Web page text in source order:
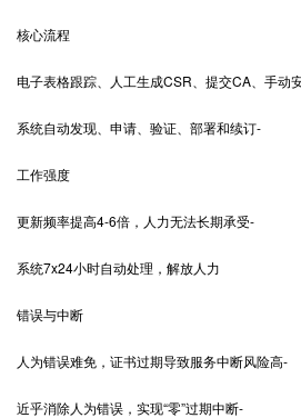
核心流程
电子表格跟踪、人工生成CSR、提交CA、手动
系统自动发现、申请、验证、部署和续订-
工作强度
更新频率提高4-6倍，人力无法长期承受-
系统7x24小时自动处理，解放人力
错误与中断
人为错误难免，证书过期导致服务中断风险高-
近乎消除人为错误，实现“零”过期中断-